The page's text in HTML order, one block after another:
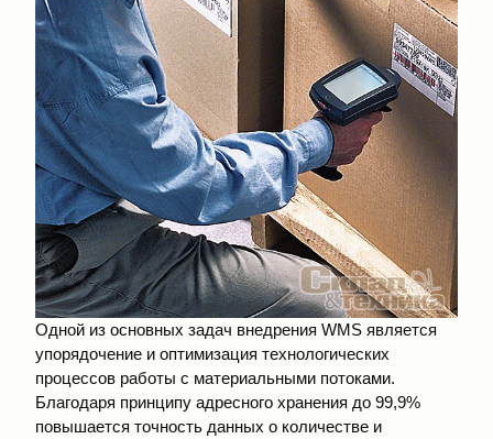
Одной из основных задач внедрения WMS является
упорядочение и оптимизация технологических
процессов работы с материальными потоками.
Благодаря принципу адресного хранения до 99,9%
повышается точность данных о количестве и